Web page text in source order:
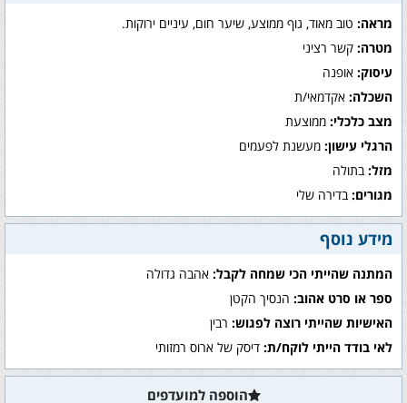
מראה: טוב מאוד, גוף ממוצע, שיער חום, עיניים ירוקות.
מטרה: קשר רציני
עיסוק: אופנה
השכלה: אקדמאי/ת
מצב כלכלי: ממוצעת
הרגלי עישון: מעשנת לפעמים
מזל: בתולה
מגורים: בדירה שלי
מידע נוסף
המתנה שהייתי הכי שמחה לקבל: אהבה גדולה
ספר או סרט אהוב: הנסיך הקטן
האישיות שהייתי רוצה לפגוש: רבין
לאי בודד הייתי לוקח/ת: דיסק של ארוס רמזותי
הוספה למועדפים